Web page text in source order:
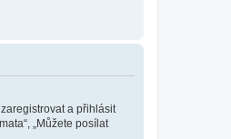
a přihlásit
„Můžete posílat